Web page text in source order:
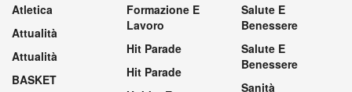
Atletica
Attualità
Attualità
BASKET
Formazione E
Lavoro
Hit Parade
Hit Parade
Salute E
Benessere
Salute E
Benessere
Sanità